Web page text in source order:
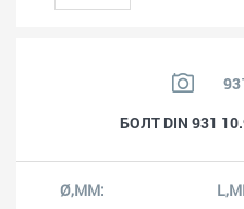
БОЛТ DIN 931